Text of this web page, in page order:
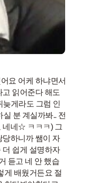
요 어케 하냐면서
읽어준다 해도
늦게라도 그럼 인
분 계실까봐.. 전
네네☆ ㅋㅋㅋ) 그
당하니까 쌤이 자
더 쉽게 설명하자
듣고 네 안 했습
게 배웠거든요 절